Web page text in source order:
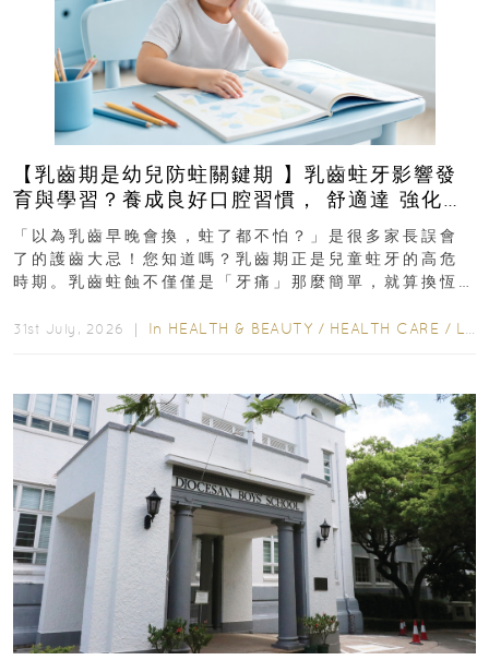
【乳齒期是幼兒防蛀關鍵期 】乳齒蛀牙影響發
育與學習？養成良好口腔習慣， 舒適達 強化琺
瑯質 兒童牙膏防護指南
「以為乳齒早晚會換，蛀了都不怕？」是很多家長誤會
了的護齒大忌！您知道嗎？乳齒期正是兒童蛀牙的高危
時期。乳齒蛀蝕不僅僅是「牙痛」那麼簡單，就算換恆
31st July, 2026 ｜ In HEALTH & BEAUTY / HEALTH CARE / LIFESTYLE